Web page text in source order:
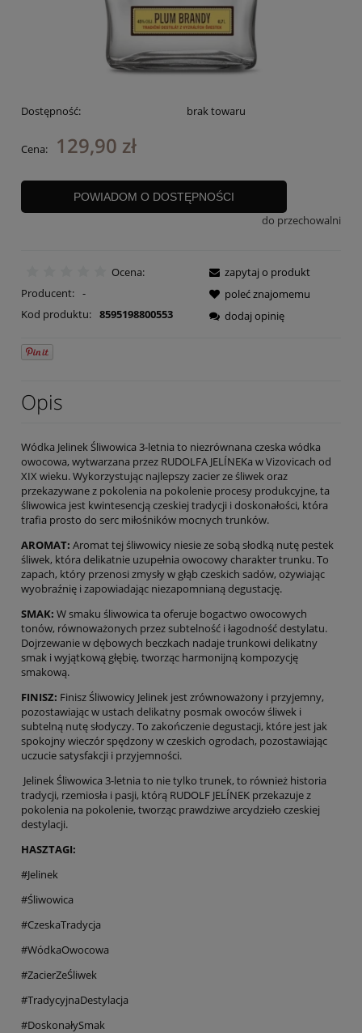
Dostępność: brak towaru
Cena: 129,90 zł
POWIADOM O DOSTĘPNOŚCI
do przechowalni
Ocena:
Producent: -
Kod produktu: 8595198800553
zapytaj o produkt
poleć znajomemu
dodaj opinię
Opis
Wódka Jelinek Śliwowica 3-letnia to niezrównana czeska wódka
owocowa, wytwarzana przez RUDOLFA JELÍNEKa w Vizovicach od
XIX wieku. Wykorzystując najlepszy zacier ze śliwek oraz
przekazywane z pokolenia na pokolenie procesy produkcyjne, ta
śliwowica jest kwintesencją czeskiej tradycji i doskonałości, która
trafia prosto do serc miłośników mocnych trunków.
AROMAT: Aromat tej śliwowicy niesie ze sobą słodką nutę pestek
śliwek, która delikatnie uzupełnia owocowy charakter trunku. To
zapach, który przenosi zmysły w głąb czeskich sadów, ożywiając
wyobraźnię i zapowiadając niezapomnianą degustację.
SMAK: W smaku śliwowica ta oferuje bogactwo owocowych
tonów, równoważonych przez subtelność i łagodność destylatu.
Dojrzewanie w dębowych beczkach nadaje trunkowi delikatny
smak i wyjątkową głębię, tworząc harmonijną kompozycję
smakową.
FINISZ: Finisz Śliwowicy Jelinek jest zrównoważony i przyjemny,
pozostawiając w ustach delikatny posmak owoców śliwek i
subtelną nutę słodyczy. To zakończenie degustacji, które jest jak
spokojny wieczór spędzony w czeskich ogrodach, pozostawiając
uczucie satysfakcji i przyjemności.
Jelinek Śliwowica 3-letnia to nie tylko trunek, to również historia
tradycji, rzemiosła i pasji, którą RUDOLF JELÍNEK przekazuje z
pokolenia na pokolenie, tworząc prawdziwe arcydzieło czeskiej
destylacji.
HASZTAGI:
#Jelinek
#Śliwowica
#CzeskaTradycja
#WódkaOwocowa
#ZacierZeŚliwek
#TradycyjnaDestylacja
#DoskonałySmak